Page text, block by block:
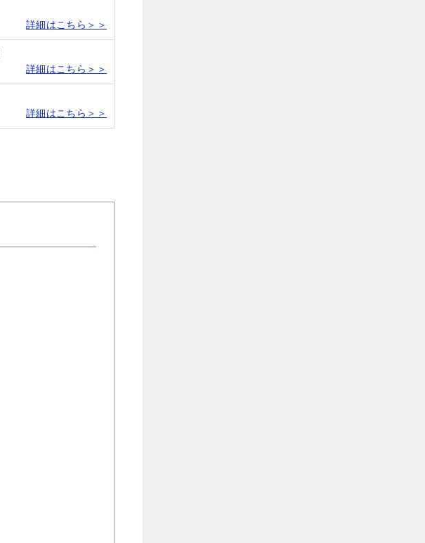
詳細はこちら＞＞
詳細はこちら＞＞
詳細はこちら＞＞